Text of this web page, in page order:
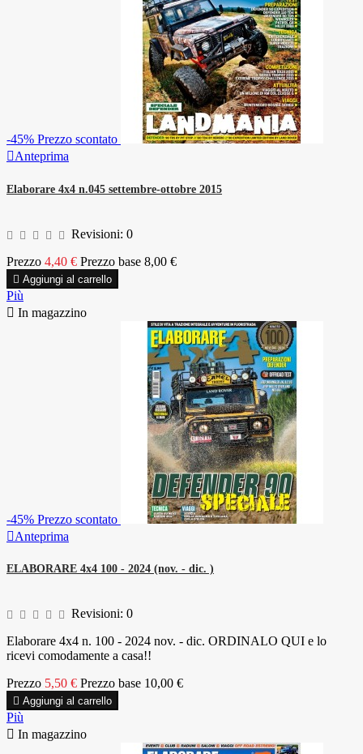
-45% Prezzo scontato
Anteprima
Elaborare 4x4 n.045 settembre-ottobre 2015
Revisioni: 0
Prezzo 4,40 € Prezzo base 8,00 €
 Aggiungi al carrello
Più
 In magazzino
-45% Prezzo scontato
Anteprima
ELABORARE 4x4 100 - 2024 (nov. - dic. )
Revisioni: 0
Elaborare 4x4 n. 100 - 2024 nov. - dic. ORDINALO QUI e lo
ricevi comodamente a casa!!
Prezzo 5,50 € Prezzo base 10,00 €
 Aggiungi al carrello
Più
 In magazzino